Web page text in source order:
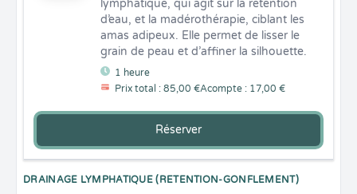
1 heure
Prix total : 85,00 €Acompte : 17,00 €
lymphatique, qui agit sur la rétention
d’eau, et la madérothérapie, ciblant les
amas adipeux. Elle permet de lisser le
grain de peau et d’affiner la silhouette.
Réserver
DRAINAGE LYMPHATIQUE (RETENTION-GONFLEMENT)